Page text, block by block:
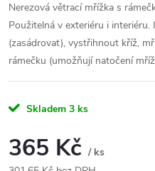
Nerezová větrací mřížka s
Použitelná v exteriéru i interiéru.
(zasádrovat), vystřihnout kříž,
rámečku (umožňují natočení
Skladem 3 ks
365 Kč / ks